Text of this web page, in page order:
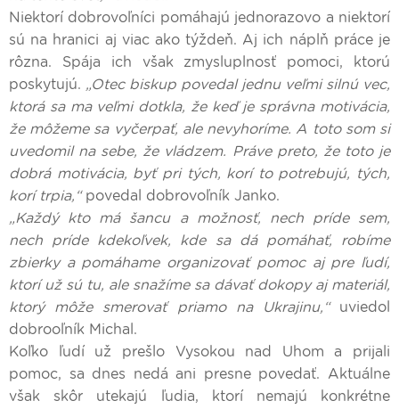
Niektorí dobrovoľníci pomáhajú jednorazovo a niektorí
sú na hranici aj viac ako týždeň. Aj ich náplň práce je
rôzna. Spája ich však zmysluplnosť pomoci, ktorú
poskytujú. „Otec biskup povedal jednu veľmi silnú vec,
ktorá sa ma veľmi dotkla, že keď je správna motivácia,
že môžeme sa vyčerpať, ale nevyhoríme. A toto som si
uvedomil na sebe, že vládzem. Práve preto, že toto je
dobrá motivácia, byť pri tých, korí to potrebujú, tých,
korí trpia,“povedal dobrovoľník Janko.
„Každý kto má šancu a možnosť, nech príde sem,
nech príde kdekoľvek, kde sa dá pomáhať, robíme
zbierky a pomáhame organizovať pomoc aj pre ľudí,
ktorí už sú tu, ale snažíme sa dávať dokopy aj materiál,
ktorý môže smerovať priamo na Ukrajinu,“uviedol
dobrooľník Michal.
Koľko ľudí už prešlo Vysokou nad Uhom a prijali
pomoc, sa dnes nedá ani presne povedať. Aktuálne
však skôr utekajú ľudia, ktorí nemajú konkrétne